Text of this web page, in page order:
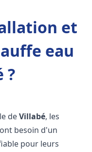
et
eau
?
deVillabé, les
besoin d'un
pour leurs